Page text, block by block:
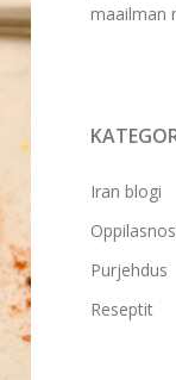
maailman
Iran blogi
Purjehdus
Reseptit